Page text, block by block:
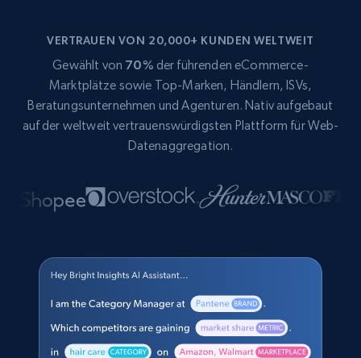
VERTRAUEN VON 20,000+ KUNDEN WELTWEIT
Gewählt von 70% der führenden eCommerce-
Marktplätze sowie Top-Marken, Händlern, ISVs,
Beratungsunternehmen und Agenturen. Nativ aufgebaut
auf der weltweit vertrauenswürdigsten Plattform für Web-
Datenaggregation.